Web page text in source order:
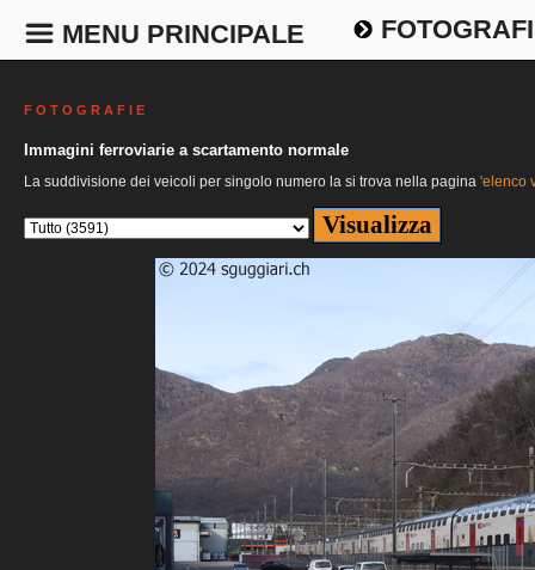
MENU PRINCIPALE
F O T O G R A F I E
Immagini ferroviarie a scartamento normale
La suddivisione dei veicoli per singolo numero la si trova nella pagina 'elenco